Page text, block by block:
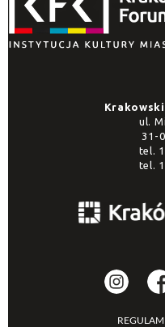
ul.
31-
tel.
tel.